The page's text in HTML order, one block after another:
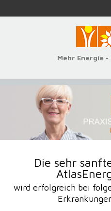
Mehr Energie
Die sehr
wird erfolgreich bei